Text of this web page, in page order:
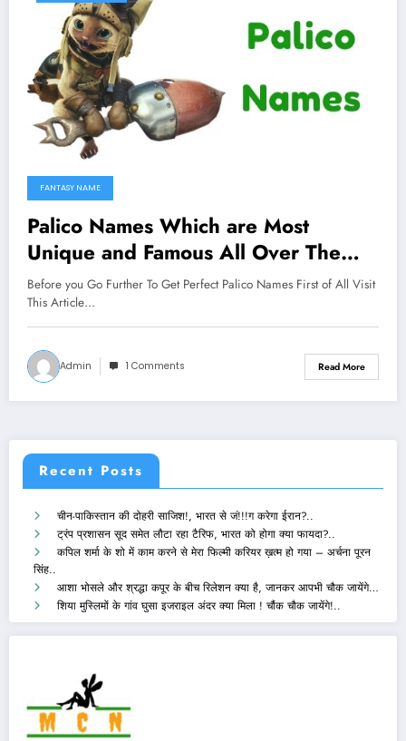
FANTASY NAME
Palico Names Which are Most
Unique and Famous All Over The
Worlds
Before you Go Further To Get Perfect Palico Names First of All Visit
This Article…
Admin 1 Comments Read More
Recent Posts
चीन-पाकिस्तान की दोहरी साजिश!, भारत से जं!!!ग करेगा ईरान?..
ट्रंप प्रशासन सूद समेत लौटा रहा टैरिफ, भारत को होगा क्या फायदा?..
कपिल शर्मा के शो में काम करने से मेरा फिल्मी करियर ख़त्म हो गया – अर्चना पूरन
सिंह..
आशा भोसले और श्रद्धा कपूर के बीच रिलेशन क्या है, जानकर आपभी चौक जायेंगे…
शिया मुस्लिमों के गांव घुसा इजराइल अंदर क्या मिला ! चौंक चौक जायेंगे!..